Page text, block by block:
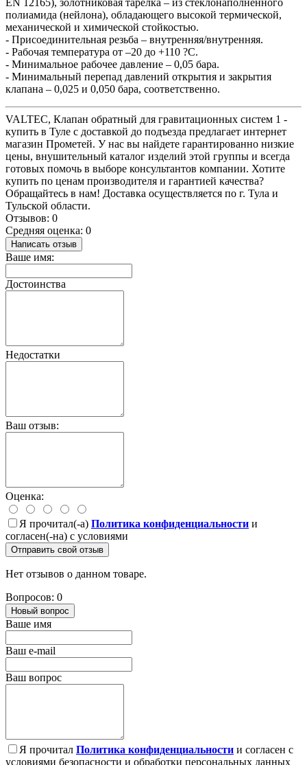
полиамида (нейлона), обладающего высокой термической,
механической и химической стойкостью.
- Присоединительная резьба – внутренняя/внутренняя.
- Рабочая температура от –20 до +110 ?С.
- Минимальное рабочее давление – 0,05 бара.
- Минимальный перепад давлений открытия и закрытия
клапана – 0,025 и 0,050 бара, соответственно.
VALTEC, Клапан обратный для гравитационных систем 1 -
купить в Туле с доставкой до подъезда предлагает интернет
магазин Прометей. У нас вы найдете гарантированно низкие
цены, внушительный каталог изделий этой группы и всегда
готовых помочь в выборе консультантов компании. Хотите
купить по ценам производителя и гарантией качества?
Обращайтесь в нам! Доставка осуществляется по г. Тула и
Тульской области.
Отзывов: 0
Средняя оценка: 0
Написать отзыв
Ваше имя:
Достоинства
Недостатки
Ваш отзыв:
Оценка:
Я прочитал(-а) Политика конфиденциальности и
согласен(-на) с условиями
Отправить свой отзыв
Нет отзывов о данном товаре.
Вопросов: 0
Новый вопрос
Ваше имя
Ваш e-mail
Ваш вопрос
Я прочитал Политика конфиденциальности и согласен с
условиями безопасности и обработки персональных данных